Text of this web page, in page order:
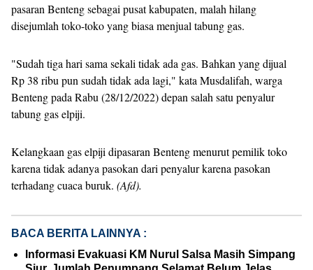
pasaran Benteng sebagai pusat kabupaten, malah hilang
disejumlah toko-toko yang biasa menjual tabung gas.
"Sudah tiga hari sama sekali tidak ada gas. Bahkan yang dijual
Rp 38 ribu pun sudah tidak ada lagi," kata Musdalifah, warga
Benteng pada Rabu (28/12/2022) depan salah satu penyalur
tabung gas elpiji.
Kelangkaan gas elpiji dipasaran Benteng menurut pemilik toko
karena tidak adanya pasokan dari penyalur karena pasokan
terhadang cuaca buruk. (Afd).
BACA BERITA LAINNYA :
Informasi Evakuasi KM Nurul Salsa Masih Simpang